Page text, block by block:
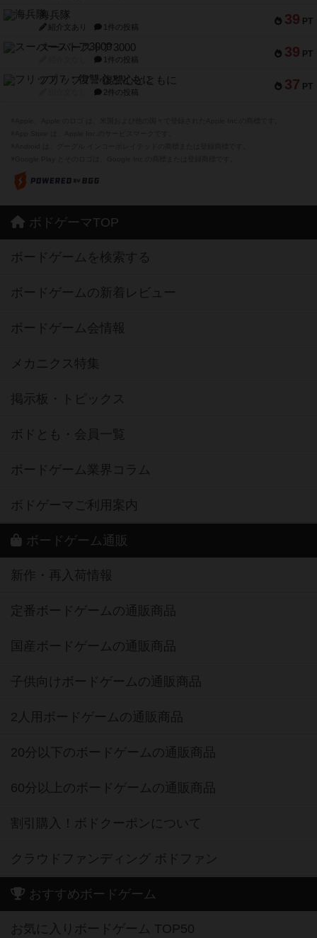
39 PT
海兵隊
紹介文あり 1件の投稿
39 PT
スーパーストア3000
1件の投稿
37 PT
フリップ７：復讐心とともに
2件の投稿
ボドゲーマTOP
ボードゲームを検索する
ボードゲームの新着レビュー
ボードゲーム会情報
メカニクス特集
掲示板・トピックス
ボドとも・会員一覧
ボードゲーム業界コラム
ボドゲーマご利用案内
ボードゲーム通販
新作・再入荷情報
定番ボードゲームの通販商品
国産ボードゲームの通販商品
子供向けボードゲームの通販商品
2人用ボードゲームの通販商品
20分以下のボードゲームの通販商品
60分以上のボードゲームの通販商品
割引購入！ボドクーポンについて
クラウドファンディング ボドファン
おすすめボードゲーム
お気に入りボードゲーム TOP50